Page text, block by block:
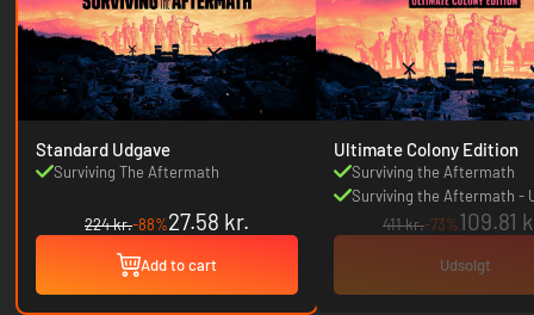
Standard Udgave
Surviving The Aftermath
224 kr.-88%27.58 kr.
Add to cart
Ultimate Colony Edition
Surviving the Aftermath
Surviving the Aftermath -
Colony411 kr.-73%109.81
Udsolgt